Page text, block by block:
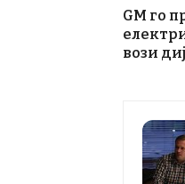
GM го
вози